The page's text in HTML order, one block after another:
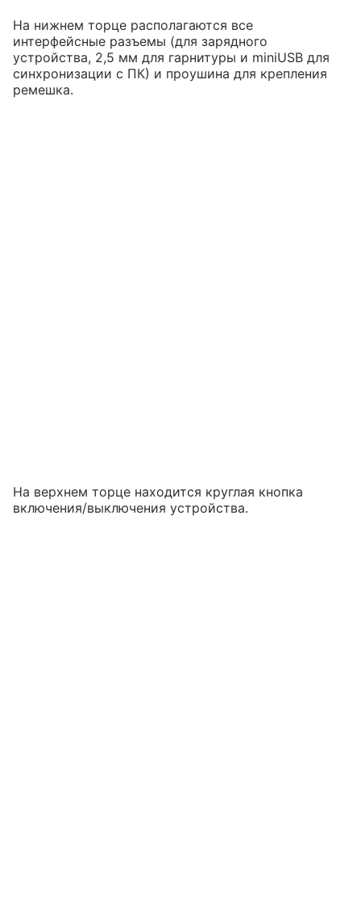
На нижнем торце располагаются все
интерфейсные разъемы (для зарядного
устройства, 2,5 мм для гарнитуры и miniUSB для
синхронизации с ПК) и проушина для крепления
ремешка.
На верхнем торце находится круглая кнопка
включения/выключения устройства.